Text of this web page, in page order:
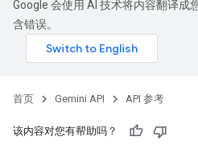
Google 会使用 AI 技术将内容翻译成
含错误。
首页 Gemini API API 参考
该内容对您有帮助吗？